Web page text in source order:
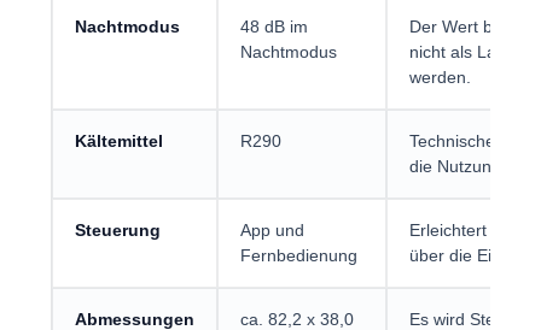
Nachtmodus
48 dB im
Nachtmodus
Der Wert betrifft
nicht als
werden.
Kältemittel R290
Technische
die Nutzung
Steuerung
App und
Fernbedienung
Erleichtert die
über die
Abmessungen
ca. 82,2 x 38,0
Es wird